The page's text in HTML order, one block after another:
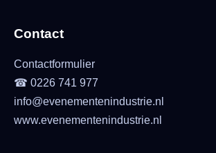
Contact
Contactformulier
☎ 0226 741 977
info@evenementenindustrie.nl
www.evenementenindustrie.nl